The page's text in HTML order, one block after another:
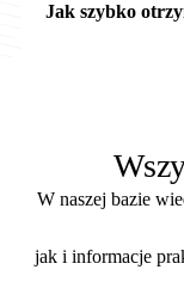
iwłaścicieli
Orientacyjnie:
po przesłaniu
Jak szybko
kontroli. Format
z art. 62a Prawa
audyt i przegląd
W naszej bazie
jak i informacje